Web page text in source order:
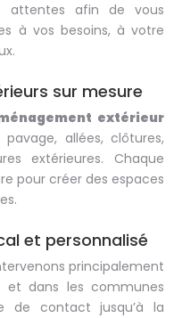
attentes afin de vous
à vos besoins, à votre
sur mesure
extérieur
pavage, allées, clôtures,
extérieures. Chaque
pour créer des espaces
et personnalisé
principalement
et dans les communes
de contact jusqu’à la